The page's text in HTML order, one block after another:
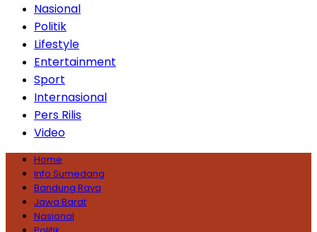
Nasional
Politik
Lifestyle
Entertainment
Sport
Internasional
Pers Rilis
Video
Home
Info Sumedang
Bandung Raya
Jawa Barat
Nasional